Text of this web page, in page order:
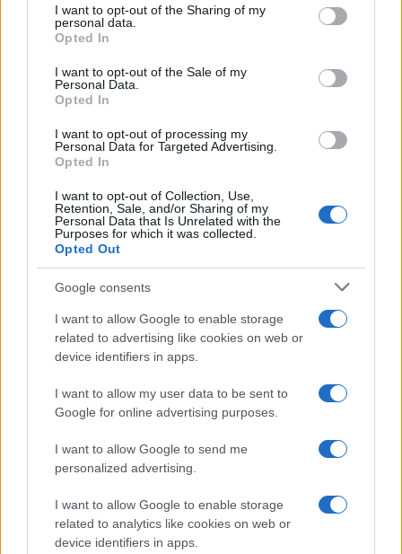
not limited to your visit or usage behaviour. You may click to
grant or deny consent to Google and its third-party tags to
use your data for below specified purposes in below Google
consent section.
I want to opt-out of the Sharing of my
personal data.
Opted In
I want to opt-out of the Sale of my
Personal Data.
Opted In
I want to opt-out of processing my
Personal Data for Targeted Advertising.
Opted In
I want to opt-out of Collection, Use,
Retention, Sale, and/or Sharing of my
Personal Data that Is Unrelated with the
Purposes for which it was collected.
Opted Out
Google consents
I want to allow Google to enable storage
related to advertising like cookies on web or
device identifiers in apps.
I want to allow my user data to be sent to
Google for online advertising purposes.
I want to allow Google to send me
personalized advertising.
I want to allow Google to enable storage
related to analytics like cookies on web or
device identifiers in apps.
F
a
ce
b
o
o
k
T
w
it
te
r
Pi
n
te
re
st
h
at
s
A
p
p
h
a
re
NOTIZIE RECENTI
Controlli rafforzati in Costa Smeralda, 20
arresti e 135 denunce
Tre milioni di euro dalla Provincia Gallura per
nuove aule nelle scuole di Olbia
Incidente sulla provinciale 125, paura tra Olbia e
Incidente sulla strada provinciale ad Arzachena,